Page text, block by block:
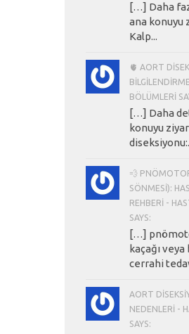
[…] Daha
ana konuyu
Kalp...
🫀 AORT
BÖLÜMLERI
[…] Daha
konuyu
💨
SÖNMESI):
REHBERI -
SAYS:
[…]
kaçağı veya
cerrahi
AORT
NEDENLERI -
SAYS: